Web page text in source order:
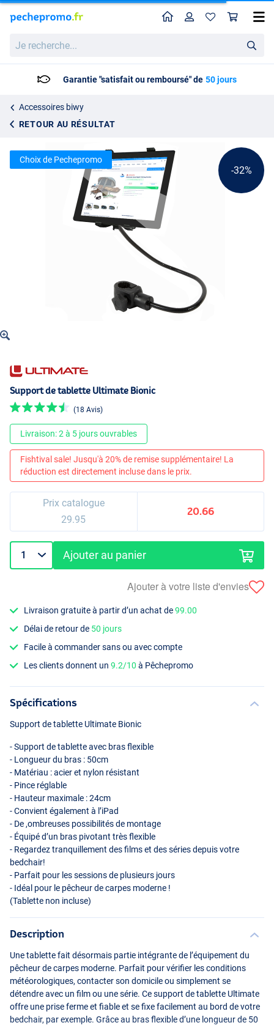
recherche...
HomeProfil
Livraison: 2 à 5 jours ouvrables
Accessoires biwy
RETOUR AU RÉSULTAT
Support de tablette Ultimate Bionic
-32%
Choix de Pechepromo
Support de tablette Ultimate Bionic
(18 Avis)
Livraison: 2 à 5 jours ouvrables
Fishtival sale! Jusqu'à 20% de remise supplémentaire! La
réduction est directement incluse dans le prix.
Prix catalogue
29.95
20.66
Ajouter au panier
Ajouter à votre liste d'envies
Livraison gratuite à partir d’un achat de99.00
Délai de retour de 50 jours
Facile à commander sans ou avec compte
Les clients donnent un9.2/10 à Pêchepromo
Spécifications
Support de tablette Ultimate Bionic
- Support de tablette avec bras flexible
- Longueur du bras : 50cm
- Matériau : acier et nylon résistant
- Pince réglable
- Hauteur maximale : 24cm
- Convient également à l’iPad
- De ,ombreuses possibilités de montage
- Équipé d’un bras pivotant très flexible
- Regardez tranquillement des films et des séries depuis votre
bedchair!
- Parfait pour les sessions de plusieurs jours
- Idéal pour le pêcheur de carpes moderne !
(Tablette non incluse)
Description
Une tablette fait désormais partie intégrante de l’équipement du
pêcheur de carpes moderne. Parfait pour vérifier les conditions
météorologiques, contacter son domicile ou simplement se
détendre avec un film ou une série. Ce support de tablette Ultimate
offre une prise ferme et fiable et se fixe facilement au bord de votre
bedchair, par exemple. Grâce au bras flexible d’une longueur de 50